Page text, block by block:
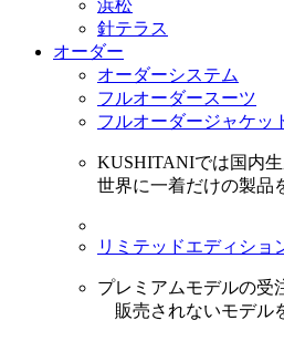
浜松
針テラス
オーダー
オーダーシステム
フルオーダースーツ
フルオーダージャケッ
KUSHITANIでは国内
世界に一着だけの製品
リミテッドエ
プレミアムモデルの受
販売されないモデル